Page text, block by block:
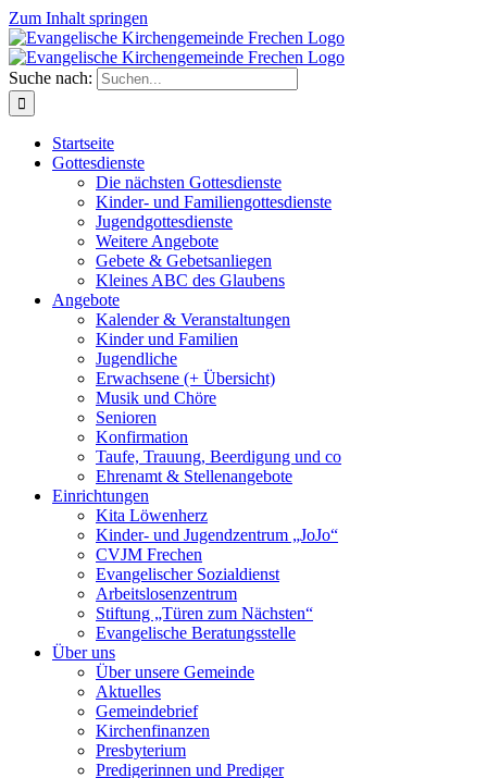
Zum Inhalt springen
Suche nach:
Startseite
Gottesdienste
Die nächsten Gottesdienste
Kinder- und Familiengottesdienste
Jugendgottesdienste
Weitere Angebote
Gebete & Gebetsanliegen
Kleines ABC des Glaubens
Angebote
Kalender & Veranstaltungen
Kinder und Familien
Jugendliche
Erwachsene (+ Übersicht)
Musik und Chöre
Senioren
Konfirmation
Taufe, Trauung, Beerdigung und co
Ehrenamt & Stellenangebote
Einrichtungen
Kita Löwenherz
Kinder- und Jugendzentrum „JoJo“
CVJM Frechen
Evangelischer Sozialdienst
Arbeitslosenzentrum
Stiftung „Türen zum Nächsten“
Evangelische Beratungsstelle
Über uns
Über unsere Gemeinde
Aktuelles
Gemeindebrief
Kirchenfinanzen
Presbyterium
Predigerinnen und Prediger